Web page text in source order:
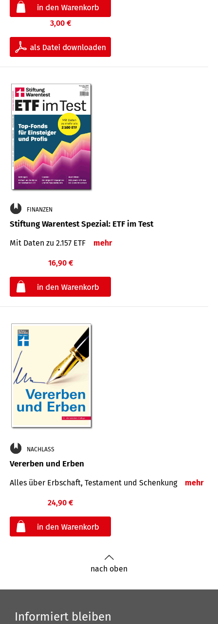
3,00 €
FINANZEN
Stiftung Warentest Spezial: ETF im Test
Mit Daten zu 2.157 ETF mehr
16,90 €
NACHLASS
Vererben und Erben
Alles über Erbschaft, Testament und Schenkung mehr
24,90 €
nach oben
Informiert bleiben